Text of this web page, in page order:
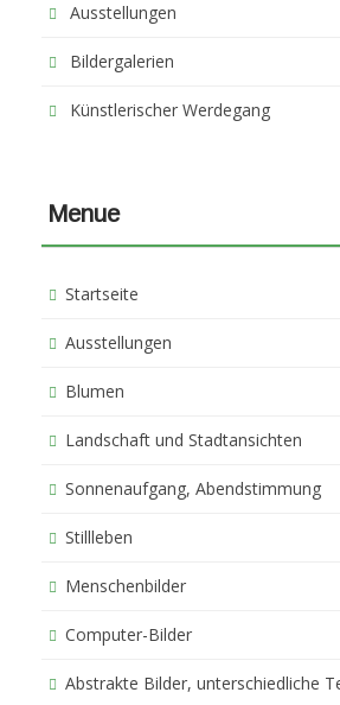
Ausstellungen
Bildergalerien
Künstlerischer Werdegang
Menue
Startseite
Ausstellungen
Blumen
Landschaft und Stadtansichten
Sonnenaufgang, Abendstimmung
Stillleben
Menschenbilder
Computer-Bilder
Abstrakte Bilder, unterschiedliche